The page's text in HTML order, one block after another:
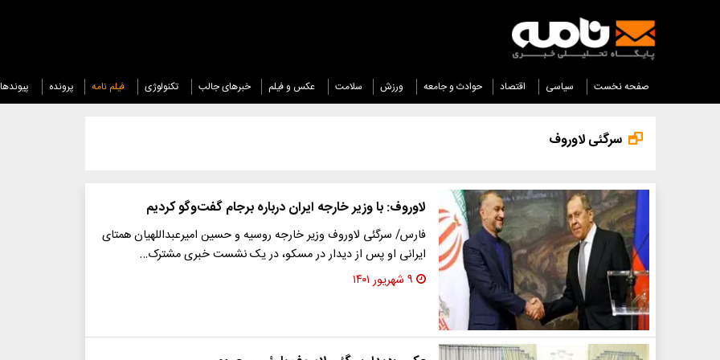
صفحه نخست سیاسی اقتصاد حوادث و جامعه ورزش سلامت عکس و فیلم خبرهای جالب تکنولوژی فیلم نامه پرونده پیوندها
سرگئی لاوروف
لاوروف: با وزیر خارجه ایران درباره برجام گفت‌و‎گو کردیم
فارس/ سرگئی لاوروف وزیر خارجه روسیه و حسین امیرعبداللهیان همتای
ایرانی او پس از دیدار در مسکو، در یک نشست خبری مشترک…
۹ شهریور ۱۴۰۱